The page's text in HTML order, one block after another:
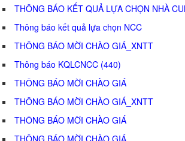
THÔNG BÁO KẾT QUẢ LỰA CHỌN NHÀ
Thông báo kết quả lựa chọn NCC
THÔNG BÁO MỜI CHÀO GIÁ_XNTT
Thông báo KQLCNCC (440)
THÔNG BÁO MỜI CHÀO GIÁ
THÔNG BÁO MỜI CHÀO GIÁ_XNTT
THÔNG BÁO MỜI CHÀO GIÁ
THÔNG BÁO MỜI CHÀO GIÁ